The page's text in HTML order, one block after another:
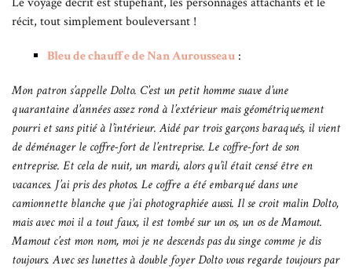
récit, tout simplement bouleversant !
Bleu de chauffe de Nan Aurousseau :
Mon patron s’appelle Dolto. C’est un petit homme suave d’une
quarantaine d’années assez rond à l’extérieur mais géométriquement
pourri et sans pitié à l’intérieur. Aidé par trois garçons baraqués, il vient
de déménager le coffre-fort de l’entreprise. Le coffre-fort de son
entreprise. Et cela de nuit, un mardi, alors qu’il était censé être en
vacances. J’ai pris des photos. Le coffre a été embarqué dans une
camionnette blanche que j’ai photographiée aussi. Il se croit malin Dolto,
mais avec moi il a tout faux, il est tombé sur un os, un os de Mamout.
Mamout c’est mon nom, moi je ne descends pas du singe comme je dis
toujours. Avec ses lunettes à double foyer Dolto vous regarde toujours par